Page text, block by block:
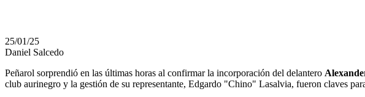
25/01/25
Daniel Salcedo
Peñarol sorprendió en las últimas horas al confirmar la incorporación del delantero
club aurinegro y la gestión de su representante, Edgardo "Chino" Lasalvia, fueron claves